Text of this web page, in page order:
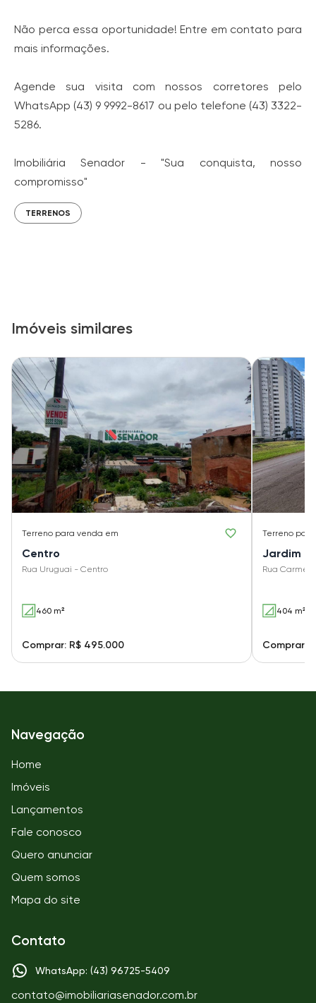
Não perca essa oportunidade! Entre em contato para
mais informações.
Agende sua visita com nossos corretores pelo
WhatsApp (43) 9 9992-8617 ou pelo telefone (43) 3322-
5286.
Imobiliária Senador - "Sua conquista, nosso
compromisso"
TERRENOS
Imóveis similares
Terreno para venda em
Centro
Rua Uruguai - Centro
460 m²
Comprar: R$ 495.000
Terreno
Jardim
Rua
404 m²
Comprar:
Navegação
Home
Imóveis
Lançamentos
Fale conosco
Quero anunciar
Quem somos
Mapa do site
Contato
WhatsApp: (43) 96725-5409
contato@imobiliariasenador.com.br